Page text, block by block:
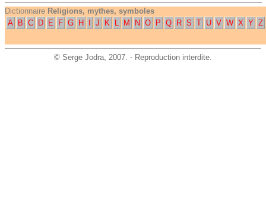
Dictionnaire Religions, mythes, symboles
A
B C D E F G H J K L M N O P Q R S T U V W X Y Z
© Serge Jodra, 2007. - Reproduction interdite.